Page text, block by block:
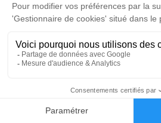
Faire-part
Cérémonie
38460 Saint Romain de